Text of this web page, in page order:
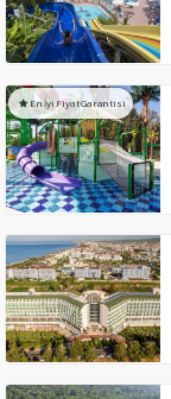
En İyi Fiyat Garantisi